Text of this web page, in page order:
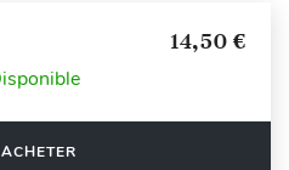
14,50 €
ACHETER